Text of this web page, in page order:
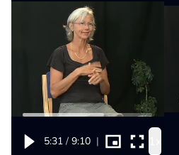
5:31 / 9:10 |